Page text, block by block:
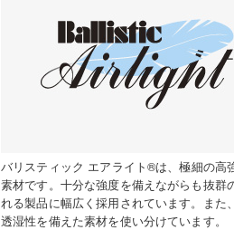
バリスティック エアライト®は、極細の高
素材です。十分な強度を備えながらも抜群
れる製品に幅広く採用されています。ま
透湿性を備えた素材を使い分けています。